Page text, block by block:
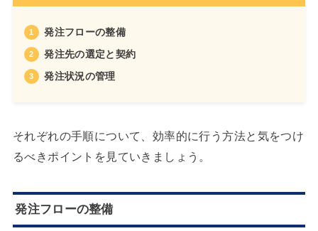
発注フローの整備
発注先の選定と契約
発注状況の管理
それぞれの手順について、効率的に行う方法と気をつけ
るべきポイントを見ていきましょう。
発注フローの整備